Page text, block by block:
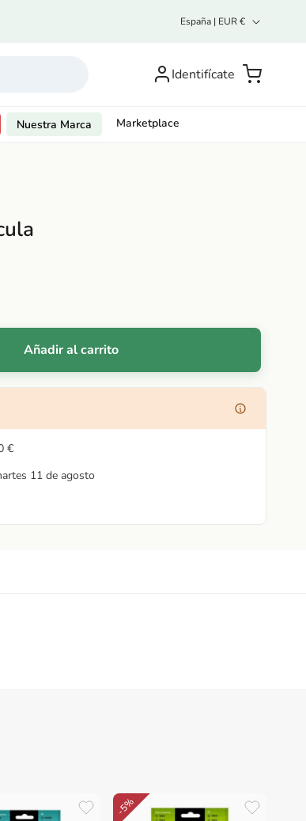
/
g
España | EUR €
Identifícate
sesión o
Carrito
Nuestra Marca Marketplace
Añadir al carrito
€
11 de agosto
-5%